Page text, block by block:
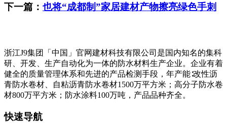
下一篇： 也将“成都制”家居建材产物擦亮绿色手刺
浙江J9集团「中国」官网建材科技有限公司是国内知名的集科
研、开发、生产自动化为一体的防水材料生产企业。企业有着
健全的质量管理体系和先进的产品检测手段，年产能∶改性沥
青防水卷材、自粘沥青防水卷材1500万平方米；高分子防水卷
材800万平方米；防水涂料100万吨，产品品种齐全。
快速导航